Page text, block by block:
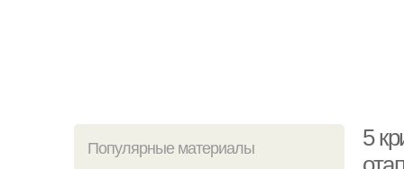
Популярные материалы
5